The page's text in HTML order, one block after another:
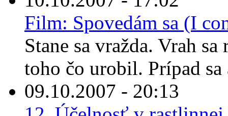
Film: Spovedám sa (I
Stane sa vražda. Vrah
toho čo urobil. Prípad
09.10.2007 - 20:13